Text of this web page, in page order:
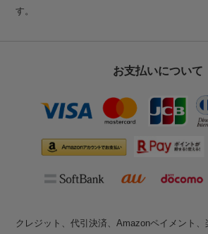
す。
お支払いについて
クレジット、代引決済、Amazonペイメント、